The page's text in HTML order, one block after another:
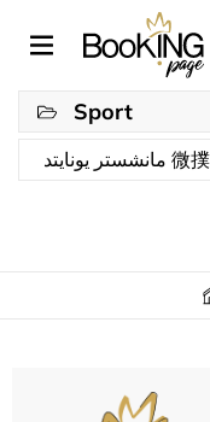
Sport